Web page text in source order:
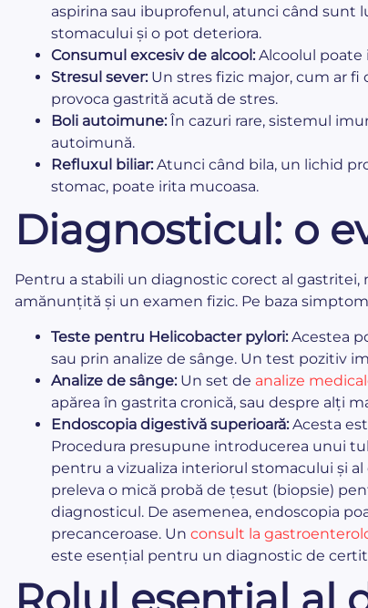
aspirina sau ibuprofenul, atunci când sunt
stomacului și o pot deteriora.
Consumul excesiv de alcool:Alcoolul poate
Stresul sever:Un stres fizic major, cum ar fi
provoca gastrită acută de stres.
Boli autoimune:În cazuri rare, sistemul
autoimună.
Refluxul biliar:Atunci când bila, un lichid
stomac, poate irita mucoasa.
Diagnosticul: o
Pentru a stabili un diagnostic corect al
amănunțită și un examen fizic. Pe baza
Teste pentru Helicobacter pylori:Acestea
sau prin analize de sânge. Un test pozitiv
Analize de sânge:Un set de analize
apărea în gastrita cronică, sau despre alți
Endoscopia digestivă superioară:Acesta
Procedura presupune introducerea unui
pentru a vizualiza interiorul stomacului și
preleva o mică probă de țesut (biopsie)
diagnosticul. De asemenea, endoscopia
precanceroase. Un consult la
este esențial pentru un diagnostic de